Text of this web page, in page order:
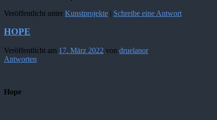
Veröffentlicht unter Kunstprojekte | Schreibe eine Antwort
HOPE
Veröffentlicht am 17. März 2022 von druelanor
Antworten
Hope